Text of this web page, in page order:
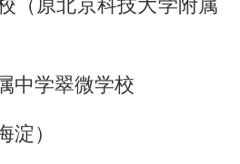
中学翠微学校
）